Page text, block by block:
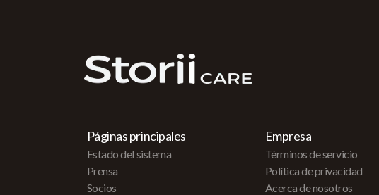
Páginas principales
Estado del sistema
Prensa
Socios
Empresa
Términos de servicio
Política de privacidad
Acerca de nosotros